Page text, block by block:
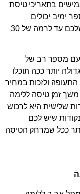
בתאריכי טיסת
ימים יכולים
להשפיע מהותית על מחיר כרטיס הטיסה שלכם עד לרמה של 30
עם מספר רב של
יותר ככה תוכלו
ולזכות במחיר
זמן טיסה ללימה
שלישית היא לרכוש
שיש לכם
ככל שמרחק הטיסה